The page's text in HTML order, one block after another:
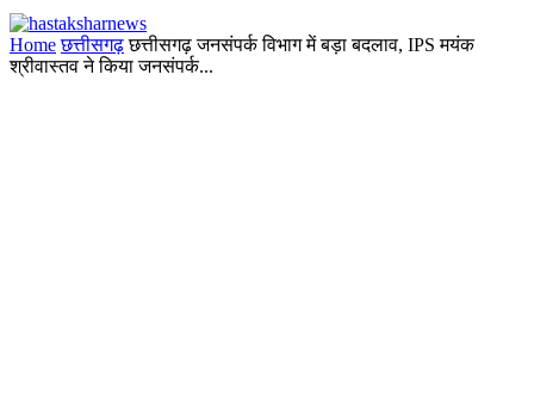
Home छत्तीसगढ़ छत्तीसगढ़ जनसंपर्क विभाग में बड़ा बदलाव, IPS मयंक
श्रीवास्तव ने किया जनसंपर्क...